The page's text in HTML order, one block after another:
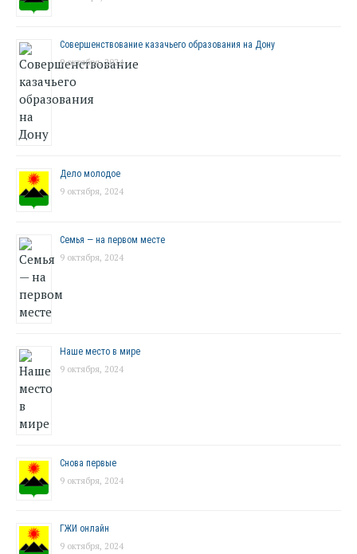
Совершенствование казачьего образования на Дону
9 октября, 2024
Дело молодое
9 октября, 2024
Семья — на первом месте
9 октября, 2024
Наше место в мире
9 октября, 2024
Снова первые
9 октября, 2024
ГЖИ онлайн
9 октября, 2024